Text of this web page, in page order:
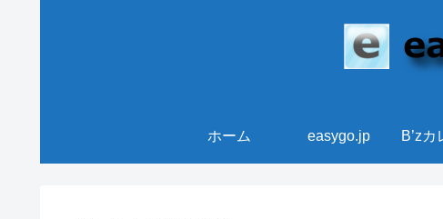
ホーム easygo.jp B’zカ